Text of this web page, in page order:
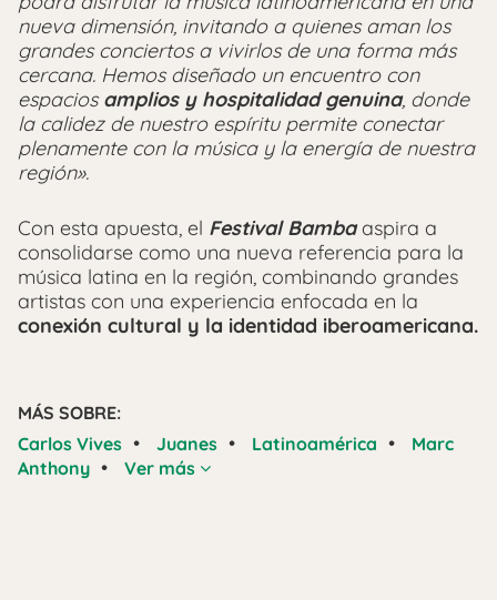
nueva dimensión, invitando a quienes aman los
grandes conciertos a vivirlos de una forma más
cercana. Hemos diseñado un encuentro con
espaciosamplios y hospitalidad genuina, donde
la calidez de nuestro espíritu permite conectar
plenamente con la música y la energía de nuestra
región».
Con esta apuesta, el Festival Bamba aspira a
consolidarse como una nueva referencia para la
música latina en la región, combinando grandes
artistas con una experiencia enfocada en la
conexión cultural y la identidad iberoamericana.
MÁS SOBRE:
Carlos Vives • Juanes • Latinoamérica •
Marc
Anthony • Ver más